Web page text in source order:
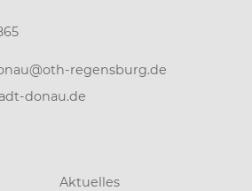
regensburg.de
donau.de
Aktuelles